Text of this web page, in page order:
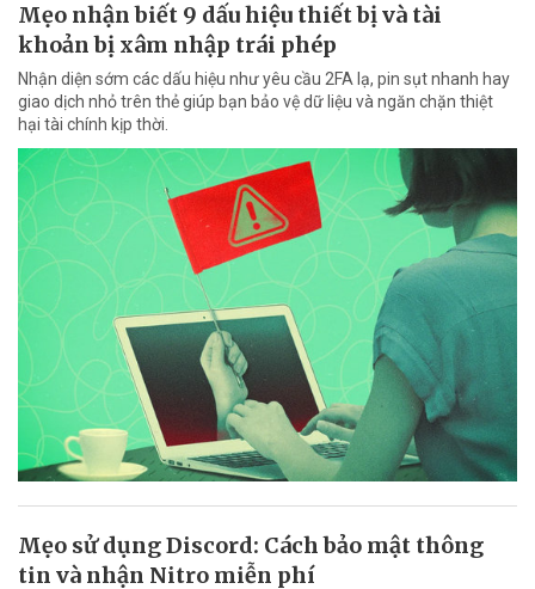
Mẹo nhận biết 9 dấu hiệu thiết bị và tài
khoản bị xâm nhập trái phép
Nhận diện sớm các dấu hiệu như yêu cầu 2FA lạ, pin sụt nhanh hay
giao dịch nhỏ trên thẻ giúp bạn bảo vệ dữ liệu và ngăn chặn thiệt
hại tài chính kịp thời.
Mẹo sử dụng Discord: Cách bảo mật thông
tin và nhận Nitro miễn phí